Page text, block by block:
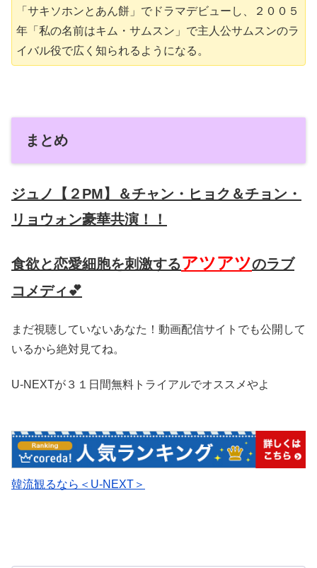
「サキソホンとあん餅」でドラマデビューし、２００５
年「私の名前はキム・サムスン」で主人公サムスンのラ
イバル役で広く知られるようになる。
まとめ
ジュノ【２PM】＆チャン・ヒョク＆チョン・
リョウォン豪華共演！！
食欲と恋愛細胞を刺激するアツアツのラブ
コメディ💕
まだ視聴していないあなた！動画配信サイトでも公開して
いるから絶対見てね。
U-NEXTが３１日間無料トライアルでオススメやよ
韓流観るなら＜U-NEXT＞